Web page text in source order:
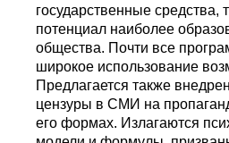
государственные средства,
потенциал наиболее
общества. Почти все
широкое использование
Предлагается также
цензуры в СМИ на
его формах. Излагаются